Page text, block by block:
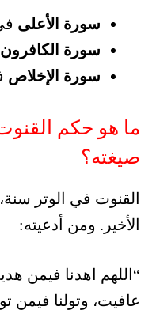
سورة الأعلى
سورة الكافرون
سورة الإخلاص
ما هو حكم
صيغته؟
القنوت في الوتر
الأخير. ومن أدعيته:
“اللهم اهدنا فيمن
عافيت، وتولنا فيمن